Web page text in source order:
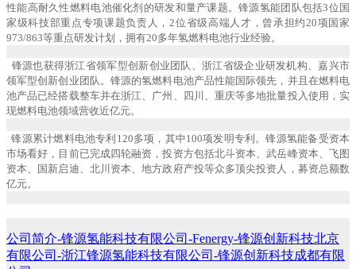
性能高耐久性燃料电池催化剂的研发和量产课题。锋源氢能团队包括3位国
家级科技部重点专项课题负责人，2位省级高端人才，曾承担约20项国家
973/863等重点研发计划，拥有20多年氢燃料电池行业经验。
锋源也获得浙江省领军型创新创业团队、浙江省级企业研发机构、嘉兴市
领军型创新创业团队。锋源的氢燃料电池产品性能国际领先，并且在燃料电
池产品已经搭载整车并在浙江、广州、四川、重庆等多地批量投入使用，实
现燃料电池领域营收近亿元。
锋源累计燃料电池专利120多项，其中100项发明专利。锋源氢能备受资本
市场看好，目前已完成四轮融资，投资方包括北斗资本、武岳峰资本、飞图
资本、国新启迪、北川资本、地方政府产投等众多顶尖投资人，募资总额数
亿元。
公司简介-锋源氢能科技有限公司-Fenergy-锋源创新科技北京
有限公司-浙江锋源氢能科技有限公司-锋源创新科技成都有限